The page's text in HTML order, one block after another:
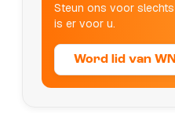
Steun ons voor
is er voor u.
Word lid van